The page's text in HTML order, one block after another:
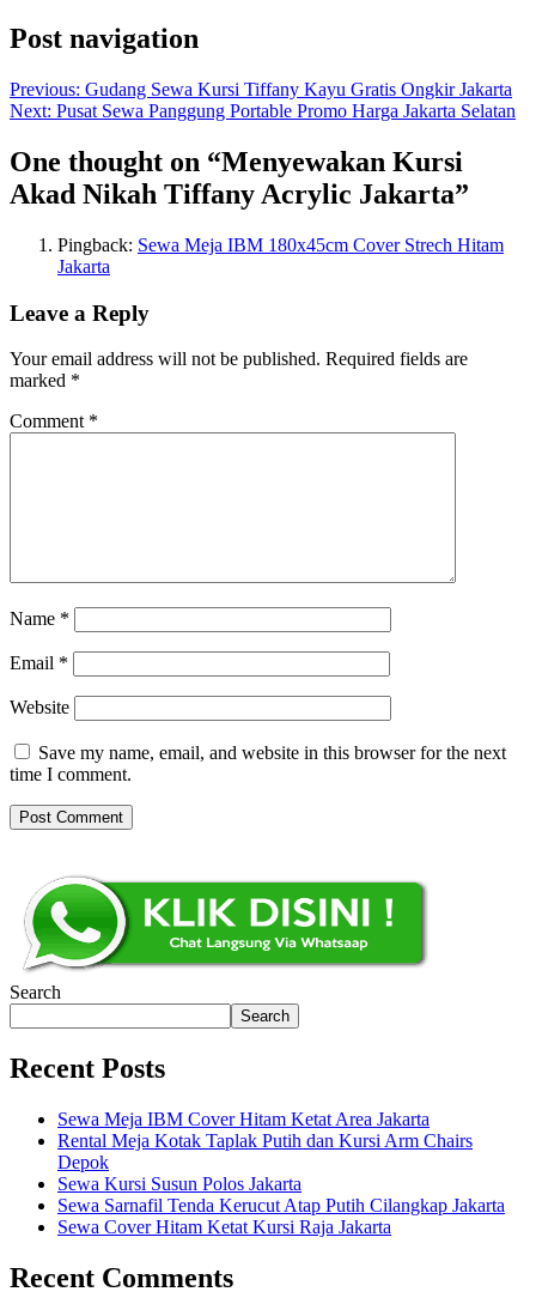
Post navigation
Previous: Gudang Sewa Kursi Tiffany Kayu Gratis Ongkir Jakarta
Next: Pusat Sewa Panggung Portable Promo Harga Jakarta Selatan
One thought on “Menyewakan Kursi
Akad Nikah Tiffany Acrylic Jakarta”
Pingback: Sewa Meja IBM 180x45cm Cover Strech Hitam
Jakarta
Leave a Reply
Your email address will not be published. Required fields are
marked *
Comment *
Name *
Email *
Website
Save my name, email, and website in this browser for the next
time I comment.
Search
Search
Recent Posts
Sewa Meja IBM Cover Hitam Ketat Area Jakarta
Rental Meja Kotak Taplak Putih dan Kursi Arm Chairs
Depok
Sewa Kursi Susun Polos Jakarta
Sewa Sarnafil Tenda Kerucut Atap Putih Cilangkap Jakarta
Sewa Cover Hitam Ketat Kursi Raja Jakarta
Recent Comments